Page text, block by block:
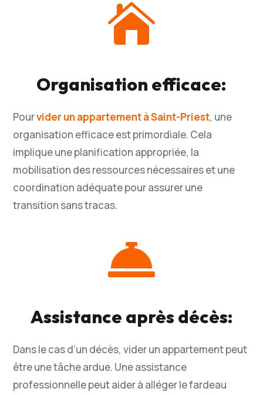

Organisation efficace:
Pourvider un appartement à Saint-Priest, une
organisation efficace est primordiale. Cela
implique une planification appropriée, la
mobilisation des ressources nécessaires et une
coordination adéquate pour assurer une
transition sans tracas.

Assistance après décès:
Dans le cas d’un décès, vider un appartement peut
être une tâche ardue. Une assistance
professionnelle peut aider à alléger le fardeau